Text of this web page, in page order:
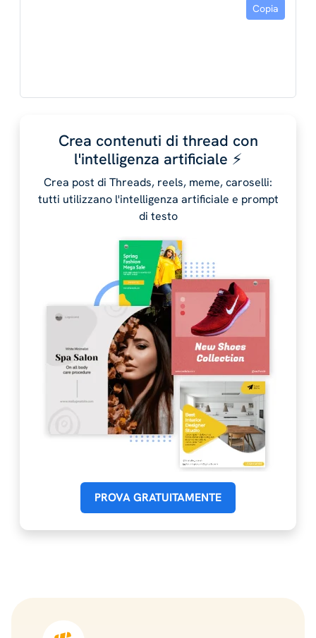
Copia
Crea contenuti di thread con
l'intelligenza artificiale ⚡️
Crea post di Threads, reels, meme, caroselli:
tutti utilizzano l'intelligenza artificiale e prompt
di testo
PROVA GRATUITAMENTE